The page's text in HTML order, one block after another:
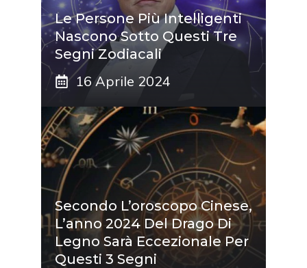
Le Persone Più Intelligenti
Nascono Sotto Questi Tre
Segni Zodiacali
16 Aprile 2024
Secondo L’oroscopo Cinese,
L’anno 2024 Del Drago Di
Legno Sarà Eccezionale Per
Questi 3 Segni